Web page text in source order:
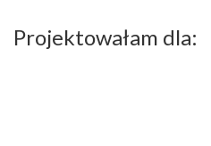
Projektowałam dla: